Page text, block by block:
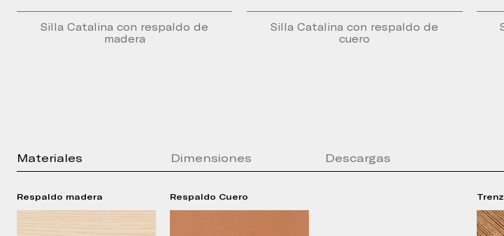
Silla Catalina con respaldo de
madera
Silla Catalina con respaldo de
cuero
Materiales Dimensiones Descargas
Respaldo madera Respaldo Cuero
Press Kit
Brochure